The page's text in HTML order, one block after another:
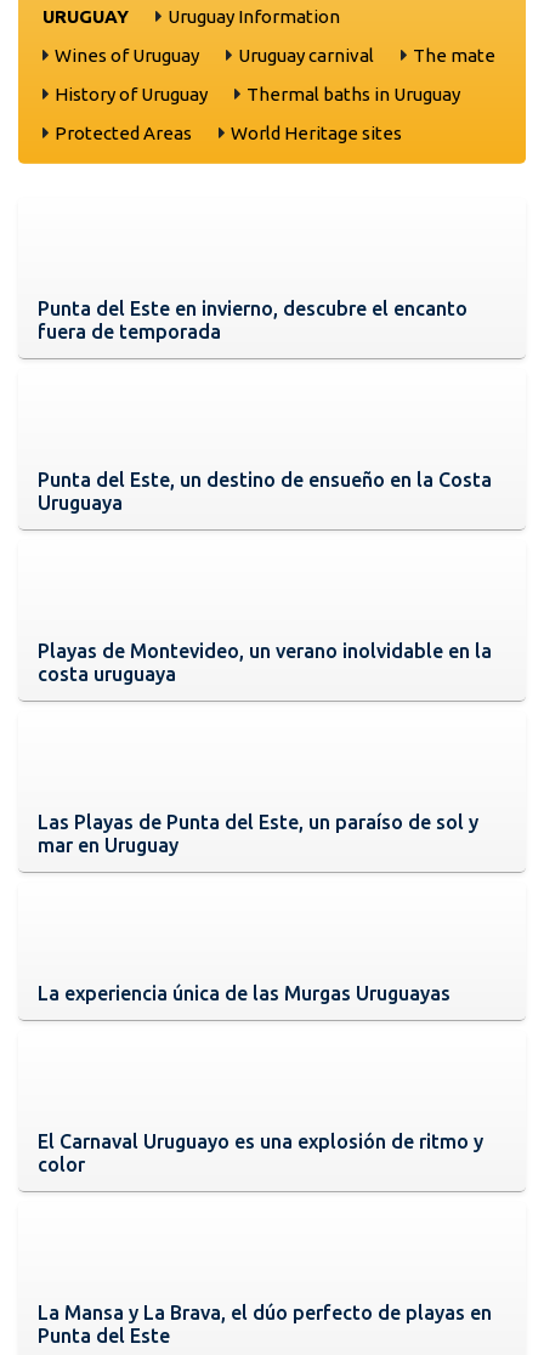
URUGUAY
Uruguay Information
Wines of Uruguay
Uruguay carnival
The mate
History of Uruguay
Thermal baths in Uruguay
Protected Areas
World Heritage sites
Punta del Este en invierno, descubre el encanto
fuera de temporada
Punta del Este, un destino de ensueño en la Costa
Uruguaya
Playas de Montevideo, un verano inolvidable en la
costa uruguaya
Las Playas de Punta del Este, un paraíso de sol y
mar en Uruguay
La experiencia única de las Murgas Uruguayas
El Carnaval Uruguayo es una explosión de ritmo y
color
La Mansa y La Brava, el dúo perfecto de playas en
Punta del Este